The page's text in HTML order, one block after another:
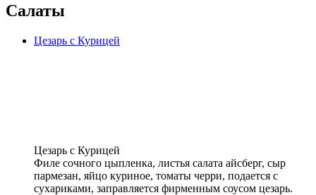
Салаты
Цезарь с Курицей
Цезарь с Курицей
Филе сочного цыпленка, листья салата айсберг, сыр
пармезан, яйцо куриное, томаты черри, подается с
сухариками, заправляется фирменным соусом цезарь.